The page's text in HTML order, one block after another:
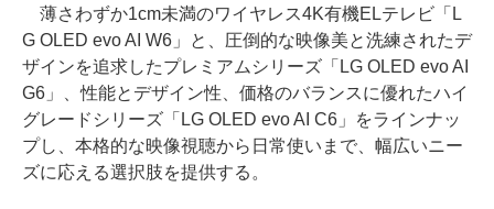
薄さわずか1cm未満のワイヤレス4K有機ELテレビ「L
G OLED evo AI W6」と、圧倒的な映像美と洗練されたデ
ザインを追求したプレミアムシリーズ「LG OLED evo AI
G6」、性能とデザイン性、価格のバランスに優れたハイ
グレードシリーズ「LG OLED evo AI C6」をラインナッ
プし、本格的な映像視聴から日常使いまで、幅広いニー
ズに応える選択肢を提供する。